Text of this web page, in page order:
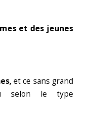
et des jeunes
et ce sans grand
selon le type